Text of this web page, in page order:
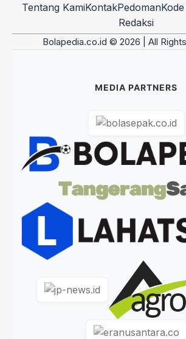
Tentang KamiKontakPedoman
Redaksi
Bolapedia.co.id © 2026 | All
MEDIA PARTNERS